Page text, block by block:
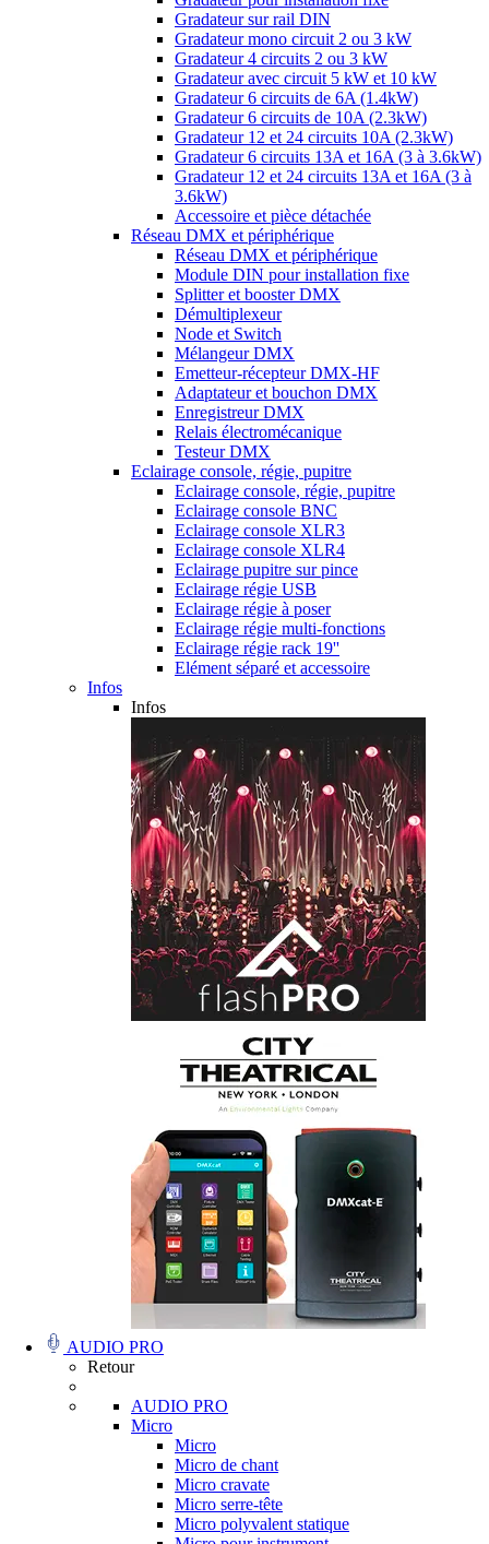
Gradateur sur rail DIN
Gradateur mono circuit 2 ou 3 kW
Gradateur 4 circuits 2 ou 3 kW
Gradateur avec circuit 5 kW et 10 kW
Gradateur 6 circuits de 6A (1.4kW)
Gradateur 6 circuits de 10A (2.3kW)
Gradateur 12 et 24 circuits 10A (2.3kW)
Gradateur 6 circuits 13A et 16A (3 à 3.6kW)
Gradateur 12 et 24 circuits 13A et 16A (3 à
3.6kW)
Accessoire et pièce détachée
Réseau DMX et périphérique
Réseau DMX et périphérique
Module DIN pour installation fixe
Splitter et booster DMX
Démultiplexeur
Node et Switch
Mélangeur DMX
Emetteur-récepteur DMX-HF
Adaptateur et bouchon DMX
Enregistreur DMX
Relais électromécanique
Testeur DMX
Eclairage console, régie, pupitre
Eclairage console, régie, pupitre
Eclairage console BNC
Eclairage console XLR3
Eclairage console XLR4
Eclairage pupitre sur pince
Eclairage régie USB
Eclairage régie à poser
Eclairage régie multi-fonctions
Eclairage régie rack 19''
Elément séparé et accessoire
Infos
Infos
AUDIO PRO
Retour
AUDIO PRO
Micro
Micro
Micro de chant
Micro cravate
Micro serre-tête
Micro polyvalent statique